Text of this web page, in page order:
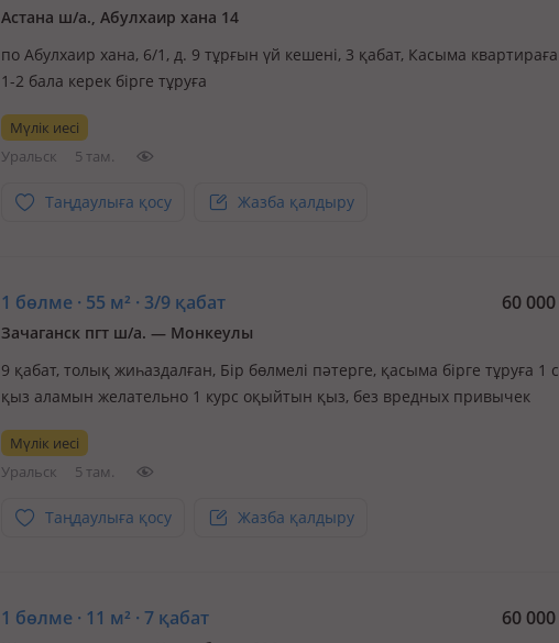
Астана ш/а., Абулхаир хана 14
по Абулхаир хана, 6/1, д. 9 тұрғын үй кешені, 3 қабат, Касыма
1-2 бала керек бірге тұруға
Мүлік иесі
Уральск
5 там.
Таңдаулыға қосу Жазба қалдыру
1 бөлме · 55 м² · 3/9 қабат 60 000
Зачаганск пгт ш/а. — Монкеулы
9 қабат, толық жиһаздалған, Бір бөлмелі пәтерге, қасыма бірге тұруға 1
қыз аламын желательно 1 курс оқыйтын қыз, без вредных привычек
Мүлік иесі
Уральск
5 там.
Таңдаулыға қосу Жазба қалдыру
1 бөлме · 11 м² · 7 қабат 60 000